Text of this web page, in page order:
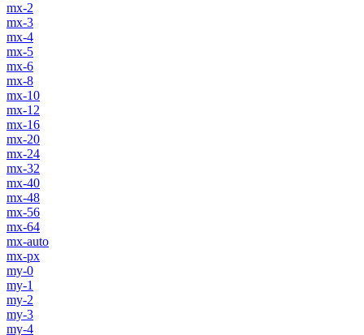
mx-2
mx-3
mx-4
mx-5
mx-6
mx-8
mx-10
mx-12
mx-16
mx-20
mx-24
mx-32
mx-40
mx-48
mx-56
mx-64
mx-auto
mx-px
my-0
my-1
my-2
my-3
my-4